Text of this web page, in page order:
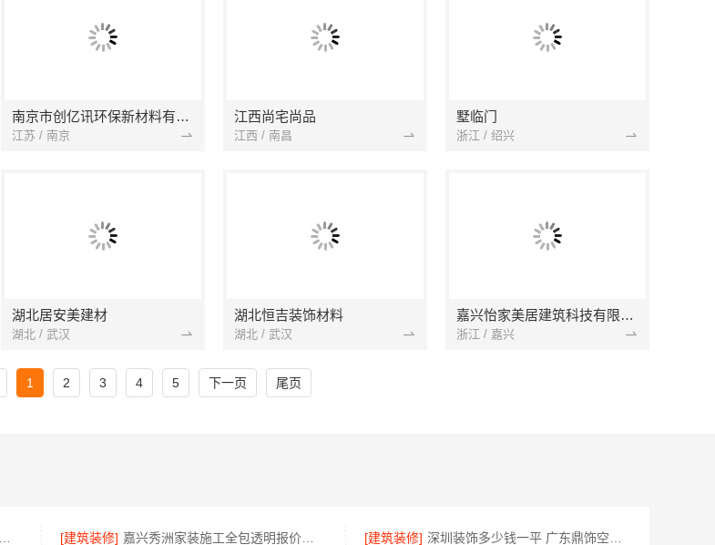
南京市创亿讯环保新材料有限公司
江苏 / 南京
江西尚宅尚品
江西 / 南昌
墅临门
浙江 / 绍兴
湖北居安美建材
湖北 / 武汉
湖北恒吉装饰材料
湖北 / 武汉
嘉兴怡家美居建筑科技有限公司
浙江 / 嘉兴
1 2 3 4 5 下一页 尾页
[建筑装修] [建筑装修]